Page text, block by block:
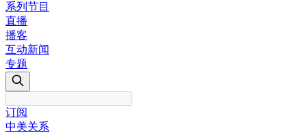
系列节目
直播
播客
互动新闻
专题
订阅
中美关系